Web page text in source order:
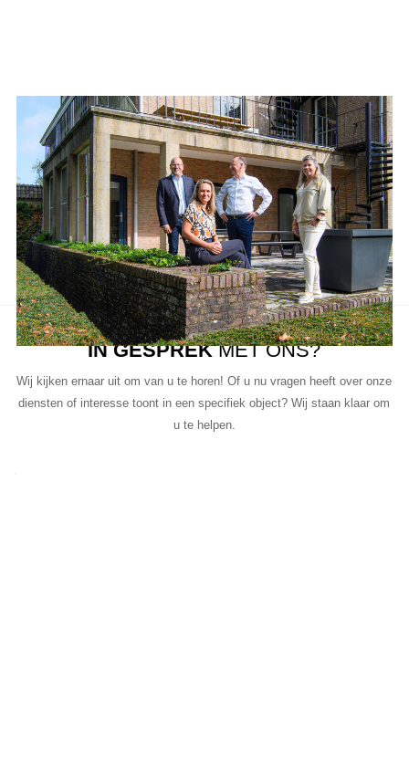
Aanbod van LUC
Neem de tijd om onze lijst met beschikbare object te bekijken en
aarzel niet om contact met ons op te nemen als u vragen heeft, meer
informatie wilt of een bezichtiging wil plannen.
Ons team van vastgoedprofessionals staat klaar om u te helpen bij
elke stap van het proces.
IN GESPREKMET ONS?
Wij kijken ernaar uit om van u te horen! Of u nu vragen heeft over onze
diensten of interesse toont in een specifiek object? Wij staan klaar om
u te helpen.